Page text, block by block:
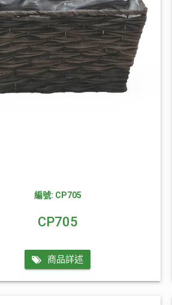
編號: CP705
CP705
商品詳述